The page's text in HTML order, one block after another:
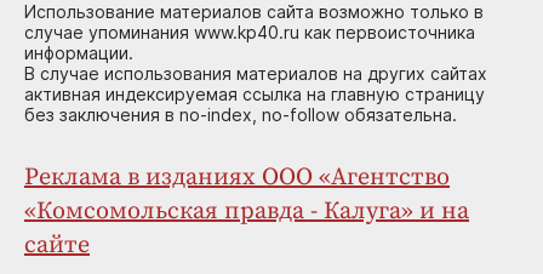
Использование материалов сайта возможно только в
случае упоминания www.kp40.ru как первоисточника
информации.
В случае использования материалов на других сайтах
активная индексируемая ссылка на главную страницу
без заключения в no-index, no-follow обязательна.
Реклама в изданиях ООО «Агентство
«Комсомольская правда - Калуга» и на
сайте